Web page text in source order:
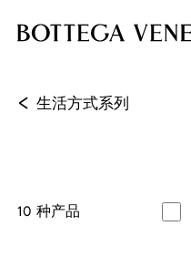
< 生活方式系列
10 种产品